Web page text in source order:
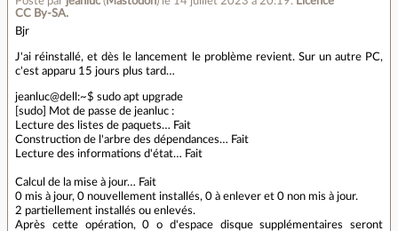
CC By‑SA.
Bjr
J'ai réinstallé, et dès le lancement le problème revient. Sur un autre PC,
c'est apparu 15 jours plus tard…
jeanluc@dell:~$ sudo apt upgrade
[sudo] Mot de passe de jeanluc :
Lecture des listes de paquets… Fait
Construction de l'arbre des dépendances… Fait
Lecture des informations d'état… Fait
Calcul de la mise à jour… Fait
0 mis à jour, 0 nouvellement installés, 0 à enlever et 0 non mis à jour.
2 partiellement installés ou enlevés.
Après cette opération, 0 o d'espace disque supplémentaires seront